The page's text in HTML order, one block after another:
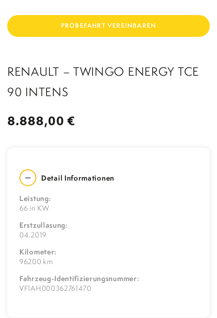
STADELPOWER TUNING
KONTAKT
PROBEFAHRT VEREINBAREN
RENAULT – TWINGO ENERGY TCE
90 INTENS
8.888,00 €
Detail Informationen
Leistung:
66 in KW
Erstzullasung:
04.2019
Kilometer:
96200 km
Fahrzeug-Identifizierungsnummer:
VF1AH000362761470
BERATUNGSGESPR
ÄCH